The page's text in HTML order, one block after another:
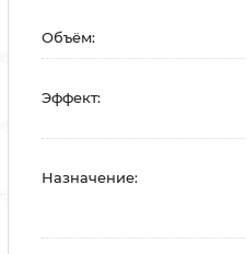
Объём:
Эффект:
Назначение: